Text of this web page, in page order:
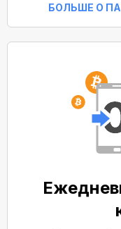
БОЛЬШЕ О